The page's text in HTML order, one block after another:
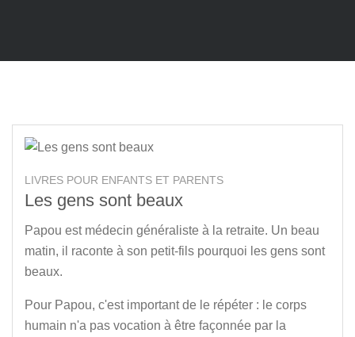
LIVRES POUR ENFANTS ET PARENTS
Les gens sont beaux
Papou est médecin généraliste à la retraite. Un beau
matin, il raconte à son petit-fils pourquoi les gens sont
beaux.
Pour Papou, c'est important de le répéter : le corps
humain n'a pas vocation à être façonnée par la